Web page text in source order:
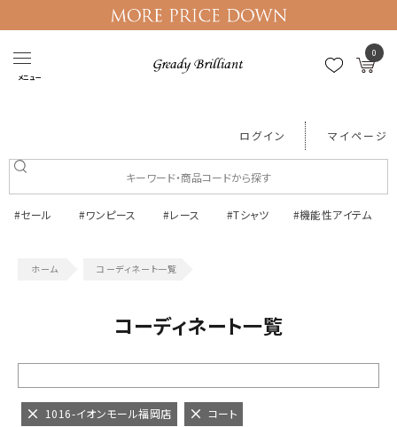
メニュー
0
ログイン マイページ
#セール #ワンピース #レース #Tシャツ #機能性アイテム
コーディネート一覧
コーディネート一覧
1016-イオンモール福岡店 コート